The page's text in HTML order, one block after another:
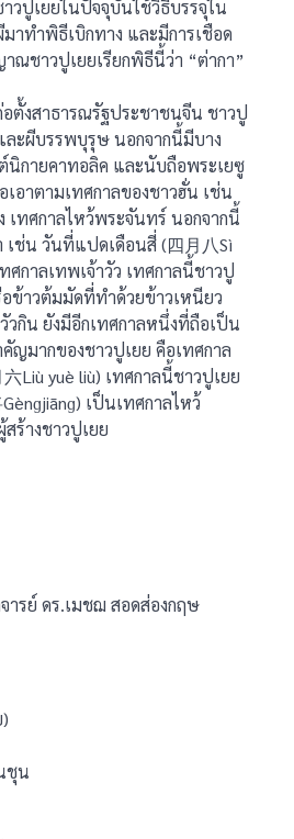
เยยในปัจจุบันใช้วิธีบรรจุใน
าทำพิธีเบิกทาง และมีการเชือด
ณชาวปูเยยเรียกพิธีนี้ว่า “ต่ากา”
สาธารณรัฐประชาชนจีน ชาวปู
ะผีบรรพบุรุษ นอกจากนี้มีบาง
นิกายคาทอลิค และนับถือพระเยซู
ตามเทศกาลของชาวฮั่น เช่น
เทศกาลไหว้พระจันทร์ นอกจากนี้
เช่น วันที่แปดเดือนสี่ (四月八Sì
ศกาลเทพเจ้าวัว เทศกาลนี้ชาวปู
ข้าวต้มมัดที่ทำด้วยข้าวเหนียว
กิน ยังมีอีกเทศกาลหนึ่งที่ถือเป็น
ญมากของชาวปูเยย คือเทศกาล
Liù yuè liù) เทศกาลนี้ชาวปูเยย
Gènɡjiānɡ) เป็นเทศกาลไหว้
ร้างชาวปูเยย
ารย์ ดร.เมชฌ สอดส่องกฤษ
ชุน